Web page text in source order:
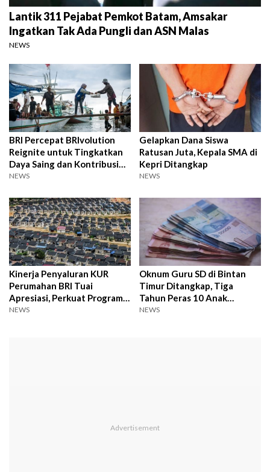
Lantik 311 Pejabat Pemkot Batam, Amsakar
Ingatkan Tak Ada Pungli dan ASN Malas
NEWS
BRI Percepat BRIvolution
Reignite untuk Tingkatkan
Daya Saing dan Kontribusi
Ekonomi Nasional
NEWS
Gelapkan Dana Siswa
Ratusan Juta, Kepala SMA di
Kepri Ditangkap
NEWS
Kinerja Penyaluran KUR
Perumahan BRI Tuai
Apresiasi, Perkuat Program 3
Juta Rumah Pemerintah
NEWS
Oknum Guru SD di Bintan
Timur Ditangkap, Tiga
Tahun Peras 10 Anak
Didiknya
NEWS